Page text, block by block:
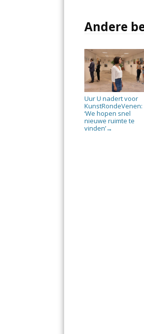
Andere
Uur U nadert voor
KunstRondeVenen:
‘We hopen snel
nieuwe ruimte te
vinden’→